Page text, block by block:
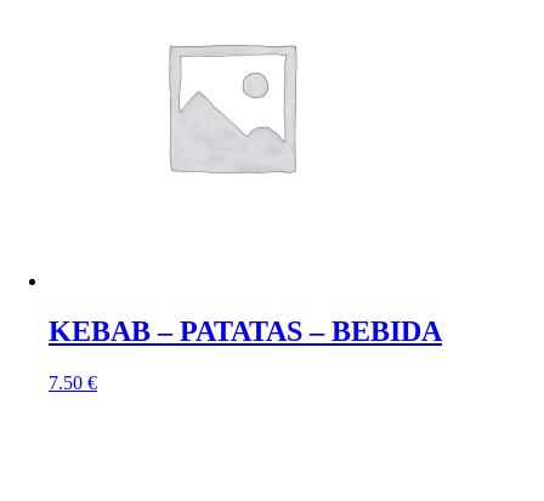
KEBAB – PATATAS – BEBIDA
7.50 €